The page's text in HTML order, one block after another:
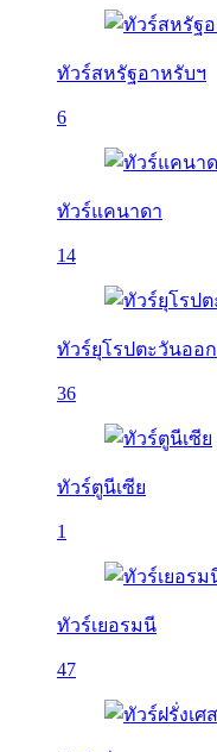
ทัวร์สหรัฐอาหรับฯ
6
ทัวร์แคนาดา
14
ทัวร์ยุโรปตะวันออก
36
ทัวร์ตูนีเซีย
1
ทัวร์เยอรมนี
47